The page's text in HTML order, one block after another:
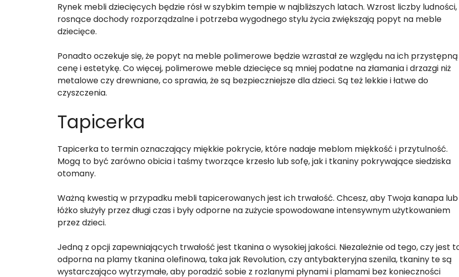
Rynek mebli dziecięcych będzie rósł w szybkim tempie w najbliższych latach. Wzrost liczby ludności,
rosnące dochody rozporządzalne i potrzeba wygodnego stylu życia zwiększają popyt na meble
dziecięce.
Ponadto oczekuje się, że popyt na meble polimerowe będzie wzrastał ze względu na ich przystępną
cenę i estetykę. Co więcej, polimerowe meble dziecięce są mniej podatne na złamania i drzazgi niż
metalowe czy drewniane, co sprawia, że są bezpieczniejsze dla dzieci. Są też lekkie i łatwe do
czyszczenia.
Tapicerka
Tapicerka to termin oznaczający miękkie pokrycie, które nadaje meblom miękkość i przytulność.
Mogą to być zarówno obicia i taśmy tworzące krzesło lub sofę, jak i tkaniny pokrywające siedziska
otomany.
Ważną kwestią w przypadku mebli tapicerowanych jest ich trwałość. Chcesz, aby Twoja kanapa lub
łóżko służyły przez długi czas i były odporne na zużycie spowodowane intensywnym użytkowaniem
przez dzieci.
Jedną z opcji zapewniających trwałość jest tkanina o wysokiej jakości. Niezależnie od tego, czy jest
odporna na plamy tkanina olefinowa, taka jak Revolution, czy antybakteryjna szenila, tkaniny te są
wystarczająco wytrzymałe, aby poradzić sobie z rozlanymi płynami i plamami bez konieczności